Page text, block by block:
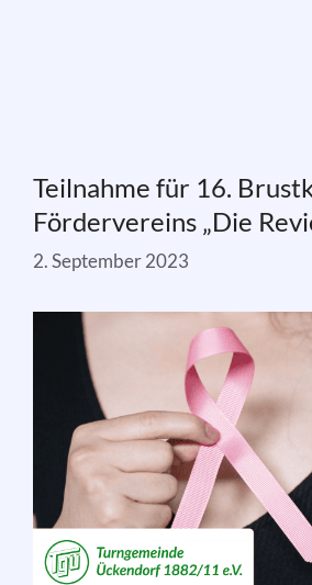
Teilnahme für 16.
Fördervereins „Die
2. September 2023